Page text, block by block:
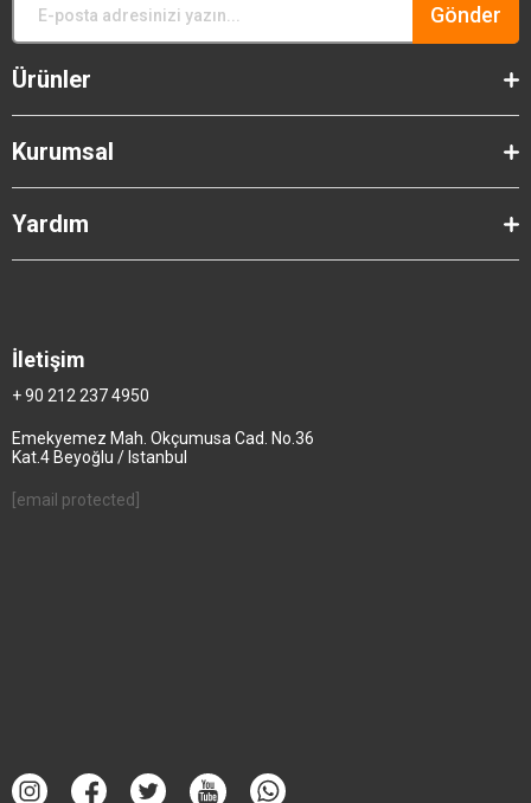
Gönder
Ürünler
Kurumsal
Yardım
İletişim
+ 90 212 237 4950
Emekyemez Mah. Okçumusa Cad. No.36
Kat.4 Beyoğlu / Istanbul
[email protected]